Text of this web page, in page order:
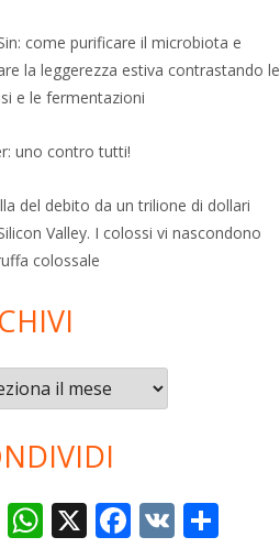
come purificare il microbiota e
la leggerezza estiva contrastando le
e le fermentazioni
uno contro tutti!
del debito da un trilione di dollari
Valley. I colossi vi nascondono
colossale
T W X F V